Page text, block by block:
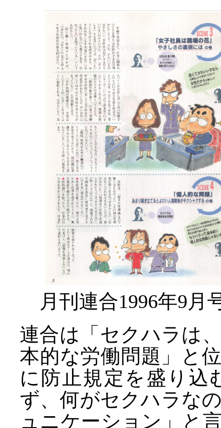
月刊連合1996年9月
連合は「セクハラは
本的な労働問題」と
に防止規定を盛り込
ず、何がセクハラな
ュニケーション」と